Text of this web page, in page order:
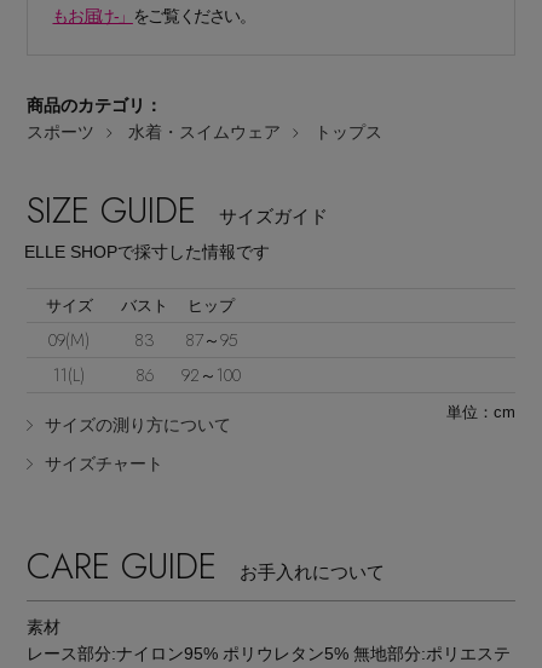
Stay inthe Loop
もお届け-」 をご覧ください。
商品のカテゴリ：
スポーツ
水着・スイムウェア トップス
SIZE GUIDE サイズガイド
ELLE SHOPで採寸した情報です
サイズ バスト ヒップ
09(M) 83
87～95
11(L)
86 92～100
サイズの測り方について
サイズチャート
単位：cm
CARE GUIDE お手入れについて
素材
レース部分:ナイロン95% ポリウレタン5% 無地部分:ポリエステ